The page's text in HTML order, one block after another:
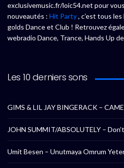
exclusivemusic.fr/loic54.net pour
nouveautés : Hit Party, c’est tous
golds Dance et Club ! Retrouvez
webradio Dance, Trance, Hands Up
Les 10 derniers sons
GIMS & LIL JAY BINGERACK –
JOHN SUMMIT/ABSOLUTELY –
Umit Besen – Unutmaya Omrum